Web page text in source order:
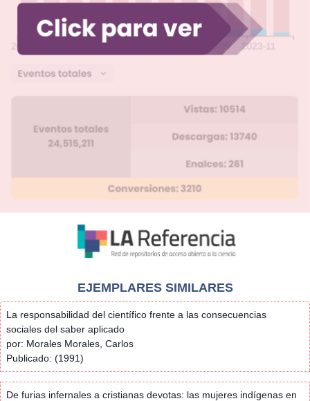
EJEMPLARES SIMILARES
La responsabilidad del científico frente a las consecuencias
sociales del saber aplicado
por: Morales Morales, Carlos
Publicado: (1991)
De furias infernales a cristianas devotas: las mujeres indígenas en